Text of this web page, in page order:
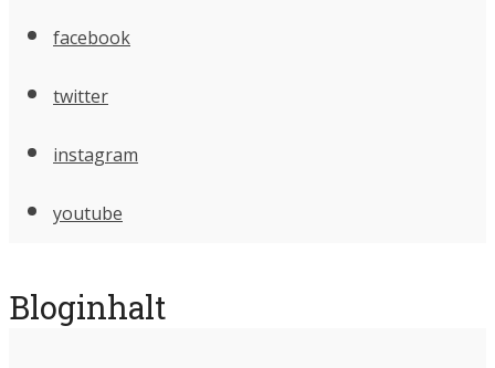
facebook
twitter
instagram
youtube
Bloginhalt